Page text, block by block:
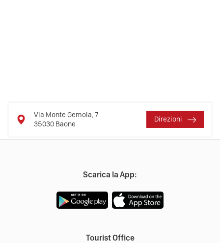
Via Monte Gemola, 7
35030 Baone
Direzioni
Scarica la App:
Tourist Office